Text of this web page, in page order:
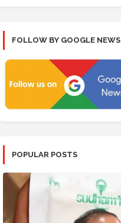
FOLLOW BY GOOGLE NEWS
POPULAR POSTS